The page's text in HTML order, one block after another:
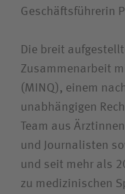
Geschäftsführerin
Die breit
Zusammenarbeit
(MINQ), einem
unabhängigen
Team aus
und Journalisten
und seit mehr als
zu medizinischen